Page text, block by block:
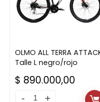
OLMO ALL TERRA
Talle L negro/rojo
$ 890.000,00